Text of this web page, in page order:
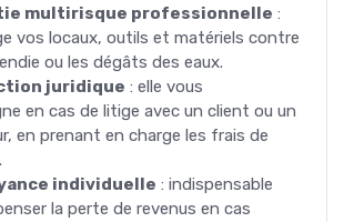
multirisque professionnelle :
vos locaux, outils et matériels contre
ou les dégâts des eaux.
juridique : elle vous
en cas de litige avec un client ou un
en prenant en charge les frais de
individuelle : indispensable
la perte de revenus en cas